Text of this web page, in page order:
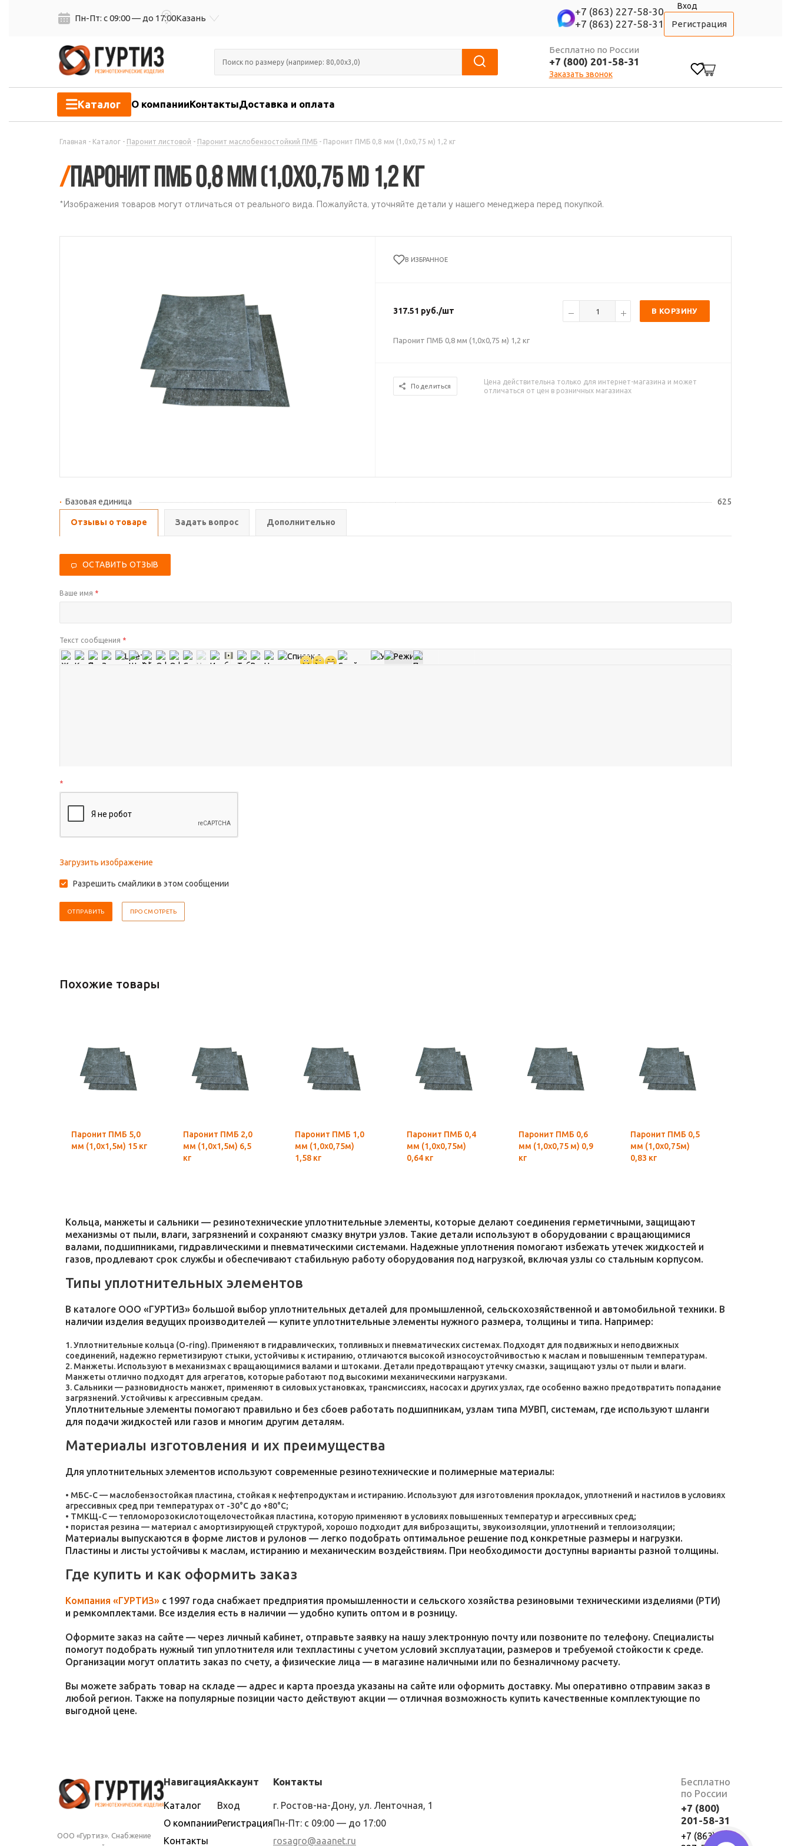
Пн-Пт: с 09:00 — до 17:00Казань
+7 (863) 227-58-30
+7 (863) 227-58-31
Вход
Регистрация
Бесплатно по России
+7 (800) 201-58-31
Заказать звонок
Каталог О компанииКонтактыДоставка и оплата
Главная - Каталог - Паронит листовой - Паронит маслобензостойкий ПМБ - Паронит ПМБ 0,8 мм (1,0х0,75 м) 1,2 кг
/Паронит ПМБ 0,8 мм (1,0х0,75 м) 1,2 кг
*Изображения товаров могут отличаться от реального вида. Пожалуйста, уточняйте детали у нашего менеджера перед покупкой.
В ИЗБРАННОЕ
317.51 руб./шт В КОРЗИНУ
Паронит ПМБ 0,8 мм (1,0х0,75 м) 1,2 кг
Поделиться
Цена действительна только для интернет-магазина и может
отличаться от цен в розничных магазинах
Базовая единица 625
Отзывы о товаре Задать вопрос Дополнительно
ОСТАВИТЬ ОТЗЫВ
Ваше имя *
Текст сообщения *
*
Загрузить изображение
Разрешить смайлики в этом сообщении
Похожие товары
Паронит ПМБ 5,0
мм (1,0х1,5м) 15 кг
Паронит ПМБ 2,0
мм (1,0х1,5м) 6,5
кг
Паронит ПМБ 1,0
мм (1,0х0,75м)
1,58 кг
Паронит ПМБ 0,4
мм (1,0х0,75м)
0,64 кг
Паронит ПМБ 0,6
мм (1,0х0,75 м) 0,9
кг
Паронит ПМБ 0,5
мм (1,0х0,75м)
0,83 кг
Кольца, манжеты и сальники — резинотехнические уплотнительные элементы, которые делают соединения герметичными, защищают
механизмы от пыли, влаги, загрязнений и сохраняют смазку внутри узлов. Такие детали используют в оборудовании с вращающимися
валами, подшипниками, гидравлическими и пневматическими системами. Надежные уплотнения помогают избежать утечек жидкостей и
газов, продлевают срок службы и обеспечивают стабильную работу оборудования под нагрузкой, включая узлы со стальным корпусом.
Типы уплотнительных элементов
В каталоге ООО «ГУРТИЗ» большой выбор уплотнительных деталей для промышленной, сельскохозяйственной и автомобильной техники. В
наличии изделия ведущих производителей — купите уплотнительные элементы нужного размера, толщины и типа. Например:
Уплотнительные кольца (O-ring). Применяют в гидравлических, топливных и пневматических системах. Подходят для подвижных и неподвижных
соединений, надежно герметизируют стыки, устойчивы к истиранию, отличаются высокой износоустойчивостью к маслам и повышенным температурам.
Манжеты. Используют в механизмах с вращающимися валами и штоками. Детали предотвращают утечку смазки, защищают узлы от пыли и влаги.
Манжеты отлично подходят для агрегатов, которые работают под высокими механическими нагрузками.
Сальники — разновидность манжет, применяют в силовых установках, трансмиссиях, насосах и других узлах, где особенно важно предотвратить попадание
загрязнений. Устойчивы к агрессивным средам.
Уплотнительные элементы помогают правильно и без сбоев работать подшипникам, узлам типа МУВП, системам, где используют шланги
для подачи жидкостей или газов и многим другим деталям.
Материалы изготовления и их преимущества
Для уплотнительных элементов используют современные резинотехнические и полимерные материалы:
МБС-С — маслобензостойкая пластина, стойкая к нефтепродуктам и истиранию. Используют для изготовления прокладок, уплотнений и настилов в условиях
агрессивных сред при температурах от -30°C до +80°C;
ТМКЩ-С — тепломорозокислотощелочестойкая пластина, которую применяют в условиях повышенных температур и агрессивных сред;
пористая резина — материал с амортизирующей структурой, хорошо подходит для виброзащиты, звукоизоляции, уплотнений и теплоизоляции;
Материалы выпускаются в форме листов и рулонов — легко подобрать оптимальное решение под конкретные размеры и нагрузки.
Пластины и листы устойчивы к маслам, истиранию и механическим воздействиям. При необходимости доступны варианты разной толщины.
Где купить и как оформить заказ
Компания «ГУРТИЗ» с 1997 года снабжает предприятия промышленности и сельского хозяйства резиновыми техническими изделиями (РТИ)
и ремкомплектами. Все изделия есть в наличии — удобно купить оптом и в розницу.
Оформите заказ на сайте — через личный кабинет, отправьте заявку на нашу электронную почту или позвоните по телефону. Специалисты
помогут подобрать нужный тип уплотнителя или техпластины с учетом условий эксплуатации, размеров и требуемой стойкости к среде.
Организации могут оплатить заказ по счету, а физические лица — в магазине наличными или по безналичному расчету.
Вы можете забрать товар на складе — адрес и карта проезда указаны на сайте или оформить доставку. Мы оперативно отправим заказ в
любой регион. Также на популярные позиции часто действуют акции — отличная возможность купить качественные комплектующие по
выгодной цене.
ООО «Гуртиз». Снабжение
Навигация
Каталог
О компании
Контакты
Аккаунт
Вход
Регистрация
Контакты
г. Ростов-на-Дону, ул. Ленточная, 1
Пн-Пт: с 09:00 — до 17:00
rosagro@aaanet.ru
Бесплатно
по России
+7 (800)
201-58-31
+7 (863)